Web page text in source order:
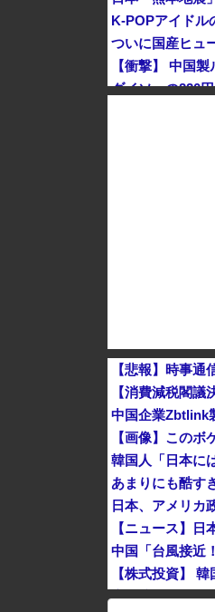
K-POPアイドル
ダイソーの220
【消費減税閣
中国企業Zbtlink
【画像】この
韓国人「日本に
あまりにも酷す
日本、アメリカ
【ニュース】
【株式投資】
広末涼子が活動